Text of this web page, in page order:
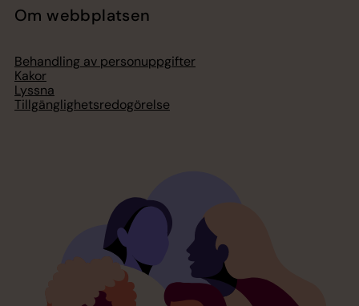
Om webbplatsen
Behandling av personuppgifter
Kakor
Lyssna
Tillgänglighetsredogörelse